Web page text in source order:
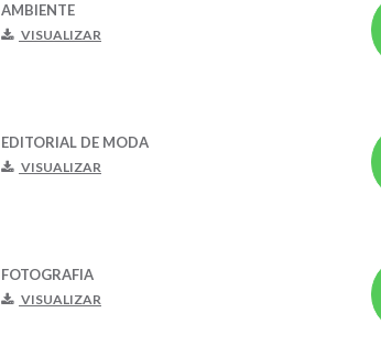
AMBIENTE
VISUALIZAR
EDITORIAL DE MODA
VISUALIZAR
FOTOGRAFIA
VISUALIZAR